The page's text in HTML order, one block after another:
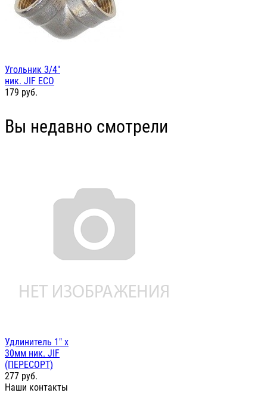
Угольник 3/4"
ник. JIF ЕСО
179 руб.
Вы недавно смотрели
Удлинитель 1" х
30мм ник. JIF
(ПЕРЕСОРТ)
277 руб.
Наши контакты